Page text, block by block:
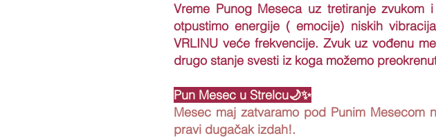
Vreme Punog Meseca uz tretiranje
otpustimo energije ( emocije) niskih
VRLINU veće frekvencije. Zvuk uz vođenu
drugo stanje svesti iz koga možemo
Pun Mesec u Strelcu🌙✨
Mesec maj zatvaramo pod Punim
pravi dugačak izdah!.